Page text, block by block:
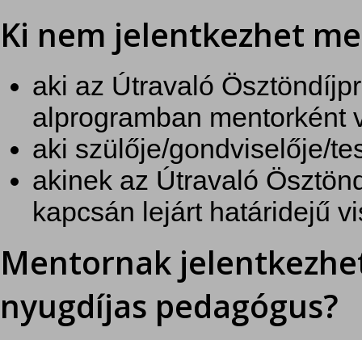
Ki nem jelentkezhet
aki az Útravaló
alprogramban mentorként
aki szülője/gondviselője/
akinek az Útravaló
kapcsán lejárt határidejű
Mentornak
nyugdíjas pedagógus?